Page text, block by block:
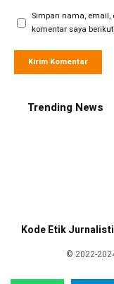
Simpan nama,
komentar saya
Trending News
© 2022-
Kode Etik